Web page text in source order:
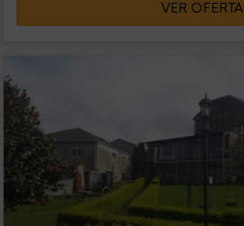
VER OFERTA